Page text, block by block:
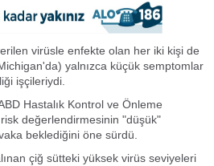
virüsle enfekte olan her iki kişi de
yalnızca küçük semptomlar
işçileriydi.
Hastalık Kontrol ve Önleme
değerlendirmesinin "düşük"
beklediğini öne sürdü.
çiğ sütteki yüksek virüs seviyeleri